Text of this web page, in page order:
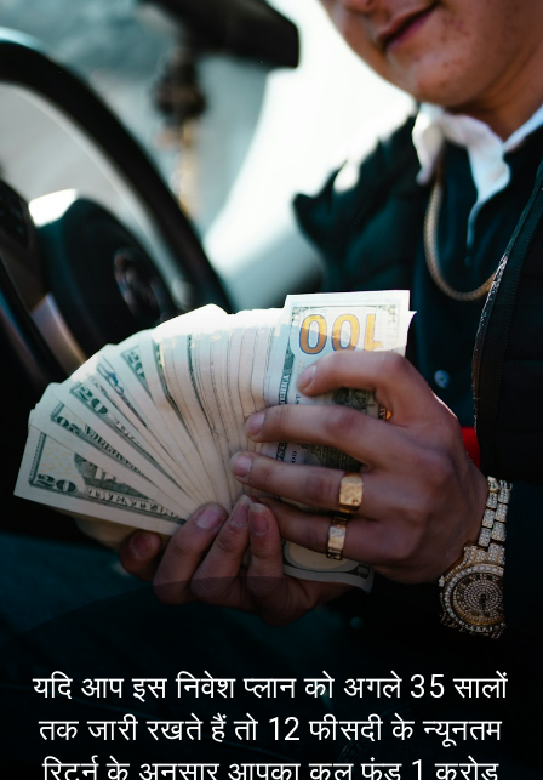
यदि आप इस निवेश प्लान को अगले 35 सालों
तक जारी रखते हैं तो 12 फीसदी के न्यूनतम
रिटर्न के अनुसार आपका कुल फंड 1 करोड़